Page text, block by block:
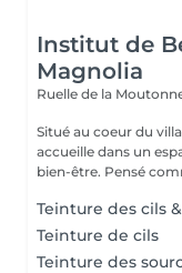
Institut de
Magnolia
Ruelle de la
Situé au coeur du
accueille dans un
bien-être.
Teinture des cils
Teinture de cils
Teinture des